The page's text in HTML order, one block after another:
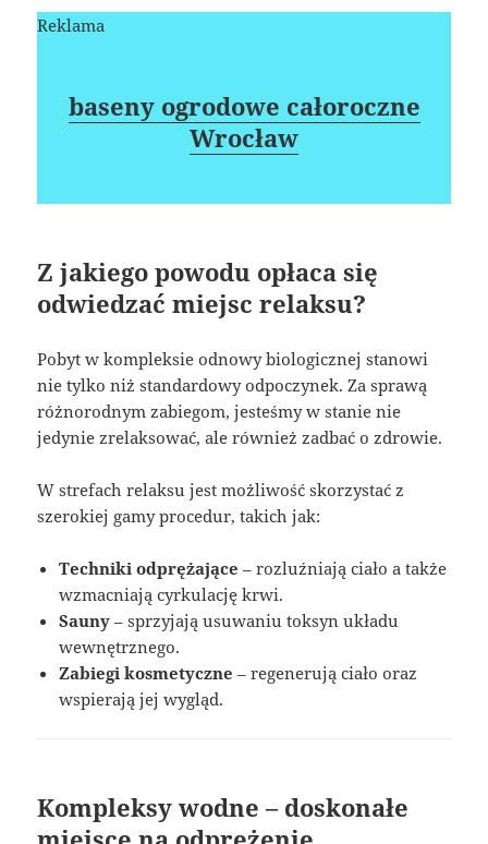
Reklama
baseny ogrodowe całoroczne
Wrocław
Z jakiego powodu opłaca się
odwiedzać miejsc relaksu?
Pobyt w kompleksie odnowy biologicznej stanowi
nie tylko niż standardowy odpoczynek. Za sprawą
różnorodnym zabiegom, jesteśmy w stanie nie
jedynie zrelaksować, ale również zadbać o zdrowie.
W strefach relaksu jest możliwość skorzystać z
szerokiej gamy procedur, takich jak:
Techniki odprężające – rozluźniają ciało a także
wzmacniają cyrkulację krwi.
Sauny – sprzyjają usuwaniu toksyn układu
wewnętrznego.
Zabiegi kosmetyczne – regenerują ciało oraz
wspierają jej wygląd.
Kompleksy wodne – doskonałe